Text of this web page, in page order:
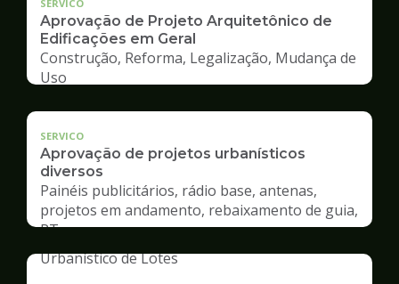
SERVICO
Aprovação de Projeto Arquitetônico de
Edificações em Geral
Construção, Reforma, Legalização, Mudança de
Uso
SERVICO
Aprovação de projetos urbanísticos
diversos
Painéis publicitários, rádio base, antenas,
projetos em andamento, rebaixamento de guia,
RT